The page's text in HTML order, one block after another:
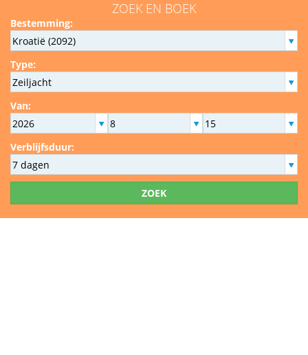
ZOEK EN BOEK
Bestemming:
Type:
Van:
Verblijfsduur:
ZOEK